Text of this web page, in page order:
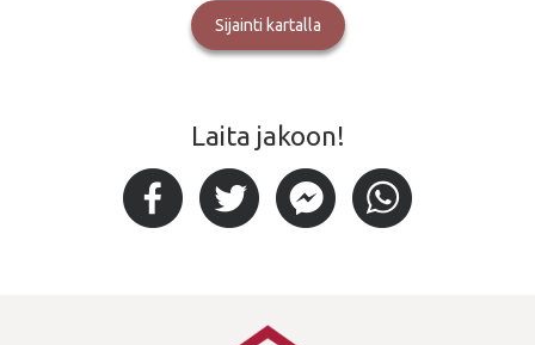
Sijainti kartalla
Laita jakoon!